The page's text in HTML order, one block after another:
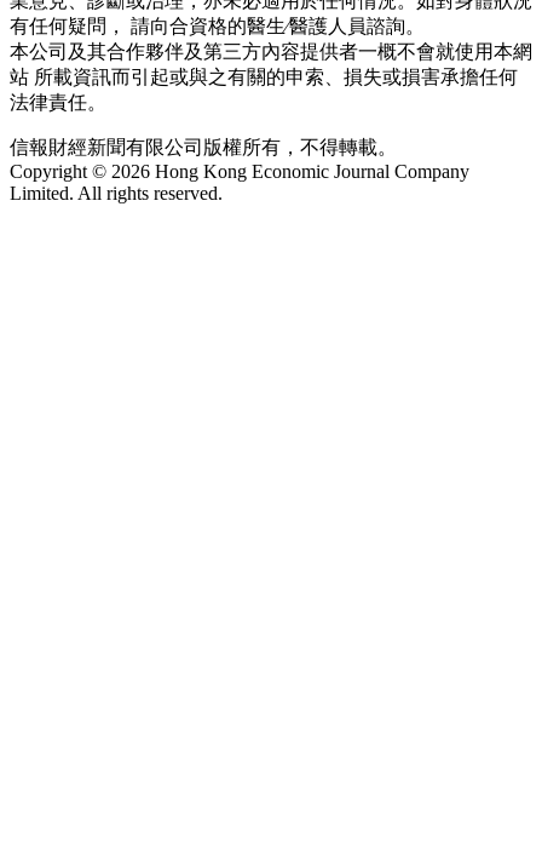
有任何疑問， 請向合資格的醫生∕醫護人員諮詢。
本公司及其合作夥伴及第三方內容提供者一概不會就使用本網
站 所載資訊而引起或與之有關的申索、損失或損害承擔任何
法律責任。
信報財經新聞有限公司版權所有，不得轉載。
Copyright © 2026 Hong Kong Economic Journal Company
Limited. All rights reserved.